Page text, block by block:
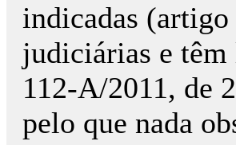
indicadas (artigo
judiciárias e têm
112-A/2011, de
pelo que nada